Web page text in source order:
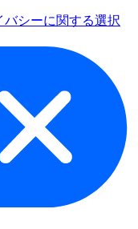
バシーに関する選択